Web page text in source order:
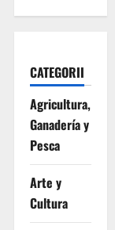
CATEGORII
Agricultura,
Ganadería y
Pesca
Arte y
Cultura